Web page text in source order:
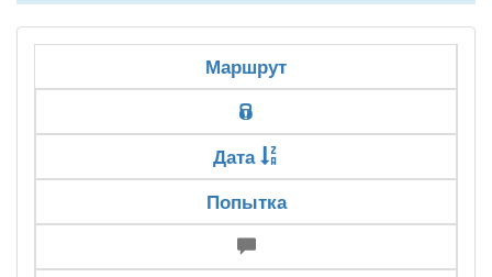
Маршрут
Дата
Попытка